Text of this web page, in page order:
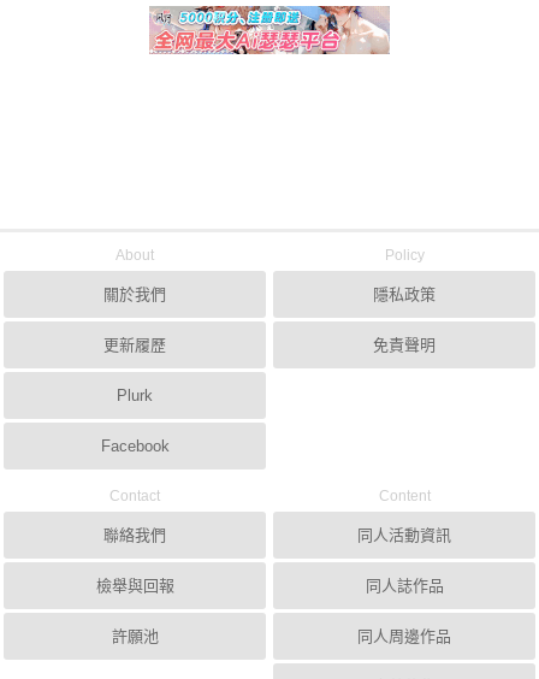
About
關於我們
更新履歷
Plurk
Facebook
Policy
隱私政策
免責聲明
Contact
聯絡我們
檢舉與回報
許願池
Content
同人活動資訊
同人誌作品
同人周邊作品